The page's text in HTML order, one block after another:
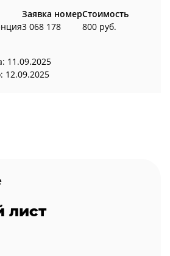
Заявка номер
3 068 178
Стоимость
800 руб.
11.09.2025
12.09.2025
лист